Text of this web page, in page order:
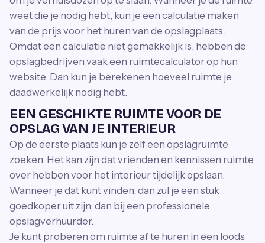
weet die je nodig hebt, kun je een calculatie maken
van de prijs voor het huren van de opslagplaats.
Omdat een calculatie niet gemakkelijk is, hebben de
opslagbedrijven vaak een ruimtecalculator op hun
website. Dan kun je berekenen hoeveel ruimte je
daadwerkelijk nodig hebt.
EEN GESCHIKTE RUIMTE VOOR DE
OPSLAG VAN JE INTERIEUR
Op de eerste plaats kun je zelf een opslagruimte
zoeken. Het kan zijn dat vrienden en kennissen ruimte
over hebben voor het interieur tijdelijk opslaan.
Wanneer je dat kunt vinden, dan zul je een stuk
goedkoper uit zijn, dan bij een professionele
opslagverhuurder.
Je kunt proberen om ruimte af te huren in een loods